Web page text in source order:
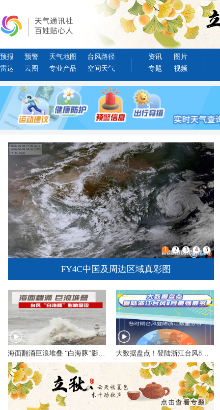
预报 预警 天气地图
台风路径
雷达
云图 专业产品 空间天气
资讯
图片
专题
视频
FY4C中国及周边区域真彩图
1 2 3 4 5